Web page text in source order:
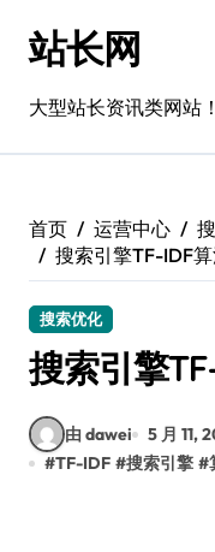
站长网
大型站长资讯类网站
首页 运营中心
搜索引擎TF-IDF
搜索优化
搜索引擎
由 dawei 5 月 11,
#TF-IDF #搜索引擎 #